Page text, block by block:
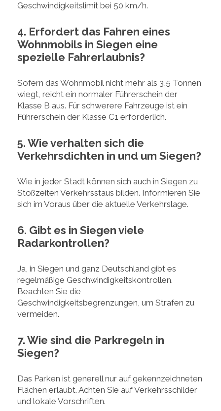
Geschwindigkeitslimit bei 50 km/h.
4. Erfordert das Fahren eines
Wohnmobils in Siegen eine
spezielle Fahrerlaubnis?
Sofern das Wohnmobil nicht mehr als 3,5 Tonnen
wiegt, reicht ein normaler Führerschein der
Klasse B aus. Für schwerere Fahrzeuge ist ein
Führerschein der Klasse C1 erforderlich.
5. Wie verhalten sich die
Verkehrsdichten in und um Siegen?
Wie in jeder Stadt können sich auch in Siegen zu
Stoßzeiten Verkehrsstaus bilden. Informieren Sie
sich im Voraus über die aktuelle Verkehrslage.
6. Gibt es in Siegen viele
Radarkontrollen?
Ja, in Siegen und ganz Deutschland gibt es
regelmäßige Geschwindigkeitskontrollen.
Beachten Sie die
Geschwindigkeitsbegrenzungen, um Strafen zu
vermeiden.
7. Wie sind die Parkregeln in
Siegen?
Das Parken ist generell nur auf gekennzeichneten
Flächen erlaubt. Achten Sie auf Verkehrsschilder
und lokale Vorschriften.